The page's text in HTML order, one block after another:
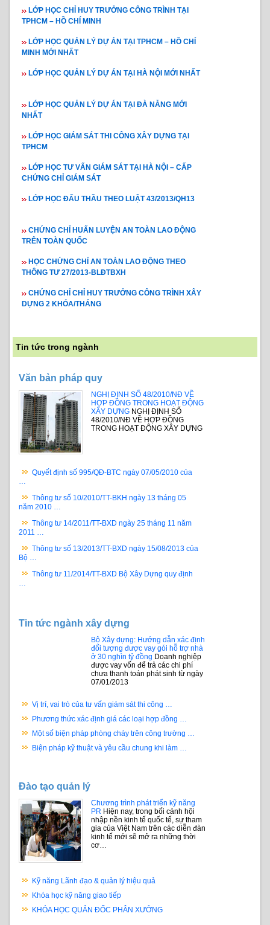
LỚP HỌC CHỈ HUY TRƯỞNG CÔNG TRÌNH TẠI
TPHCM – HỒ CHÍ MINH
LỚP HỌC QUẢN LÝ DỰ ÁN TẠI TPHCM – HỒ CHÍ
MINH MỚI NHẤT
LỚP HỌC QUẢN LÝ DỰ ÁN TẠI HÀ NỘI MỚI NHẤT
LỚP HỌC QUẢN LÝ DỰ ÁN TẠI ĐÀ NẴNG MỚI
NHẤT
LỚP HỌC GIÁM SÁT THI CÔNG XÂY DỰNG TẠI
TPHCM
LỚP HỌC TƯ VẤN GIÁM SÁT TẠI HÀ NỘI – CẤP
CHỨNG CHỈ GIÁM SÁT
LỚP HỌC ĐẤU THẦU THEO LUẬT 43/2013/QH13
CHỨNG CHỈ HUẤN LUYỆN AN TOÀN LAO ĐỘNG
TRÊN TOÀN QUỐC
HỌC CHỨNG CHỈ AN TOÀN LAO ĐỘNG THEO
THÔNG TƯ 27/2013-BLĐTBXH
CHỨNG CHỈ CHỈ HUY TRƯỞNG CÔNG TRÌNH XÂY
DỰNG 2 KHÓA/THÁNG
Tin tức trong ngành
Văn bản pháp quy
NGHỊ ĐỊNH SỐ 48/2010/NĐ VỀ
HỢP ĐỒNG TRONG HOẠT ĐỘNG
XÂY DỰNG NGHỊ ĐỊNH SỐ
48/2010/NĐ VỀ HỢP ĐỒNG
TRONG HOẠT ĐỘNG XÂY DỰNG
Quyết định số 995/QĐ-BTC ngày 07/05/2010 của
…
Thông tư số 10/2010/TT-BKH ngày 13 tháng 05
năm 2010 …
Thông tư 14/2011/TT-BXD ngày 25 tháng 11 năm
2011 …
Thông tư số 13/2013/TT-BXD ngày 15/08/2013 của
Bộ …
Thông tư 11/2014/TT-BXD Bộ Xây Dựng quy định
…
Tin tức ngành xây dựng
Bộ Xây dựng: Hướng dẫn xác định
đối tượng được vay gói hỗ trợ nhà
ở 30 nghìn tỷ đồng Doanh nghiệp
được vay vốn để trả các chi phí
chưa thanh toán phát sinh từ ngày
07/01/2013
Vị trí, vai trò của tư vấn giám sát thi công …
Phương thức xác định giá các loại hợp đồng …
Một số biện pháp phòng cháy trên công trường …
Biện pháp kỹ thuật và yêu cầu chung khi làm …
Đào tạo quản lý
Chương trình phát triển kỹ năng
PR Hiện nay, trong bối cảnh hội
nhập nền kinh tế quốc tế, sự tham
gia của Việt Nam trên các diễn đàn
kinh tế mới sẽ mở ra những thời
cơ…
Kỹ năng Lãnh đạo & quản lý hiệu quả
Khóa học kỹ năng giao tiếp
KHÓA HỌC QUẢN ĐỐC PHÂN XƯỞNG